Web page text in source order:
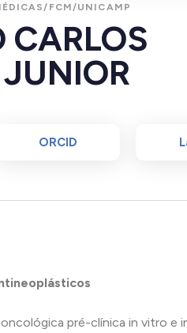
FCM/UNICAMP
CARLOS
ORCID
pré-clínica in vitro e